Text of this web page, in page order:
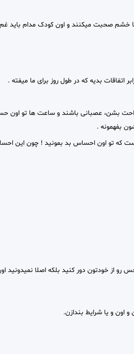
خشم صحبت میکنند و اون کودک مدام باید
بدیه که در طول روز برای ما میفته .
بشن، عصبانی باشند و ساعت ها تو اون
بفهمونه .
که تو اون احساس بد بمونید ! چون این
رو از خودتون دور کنید بلکه اصلا نمیدونید
و یا شرایط بندازن.